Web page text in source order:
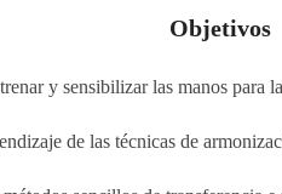
Objetivos
y sensibilizar las manos para
de las técnicas de